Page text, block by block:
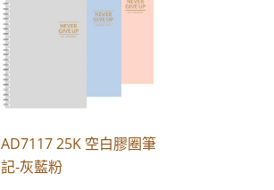
AD7117 25K 空白膠圈筆
記-灰藍粉